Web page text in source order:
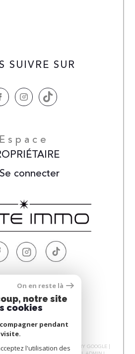
SUIVRE SUR
Espace
Se connecter
Nous
| TRADUCTION POWERED BY GOOGLE |
On en reste là
notre site
cookies
pendant
l'utilisation des